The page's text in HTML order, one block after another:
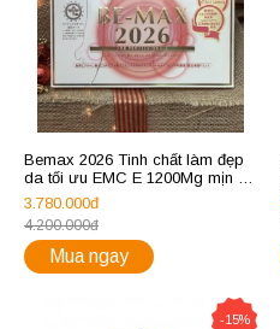
Bemax 2026 Tinh chất làm đẹp
da tối ưu EMC E 1200Mg mịn da
mượt tóc
3.780.000đ
4.200.000đ
Mua ngay
-15%